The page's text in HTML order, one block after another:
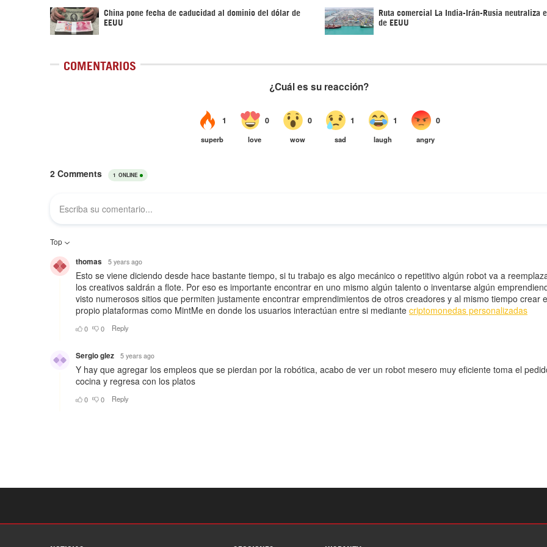
China pone fecha de caducidad al dominio del dólar de
EEUU
Ruta comercial La India-Irán-Rusia neutraliza
de EEUU
COMENTARIOS